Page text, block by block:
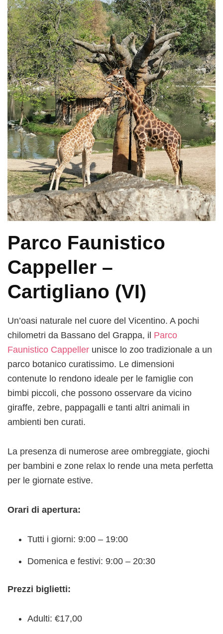
Parco Faunistico
Cappeller –
Cartigliano (VI)
Un’oasi naturale nel cuore del Vicentino. A pochi
chilometri da Bassano del Grappa, il Parco
Faunistico Cappeller unisce lo zoo tradizionale a un
parco botanico curatissimo. Le dimensioni
contenute lo rendono ideale per le famiglie con
bimbi piccoli, che possono osservare da vicino
giraffe, zebre, pappagalli e tanti altri animali in
ambienti ben curati.
La presenza di numerose aree ombreggiate, giochi
per bambini e zone relax lo rende una meta perfetta
per le giornate estive.
Orari di apertura:
Tutti i giorni: 9:00 – 19:00
Domenica e festivi: 9:00 – 20:30
Prezzi biglietti:
Adulti: €17,00